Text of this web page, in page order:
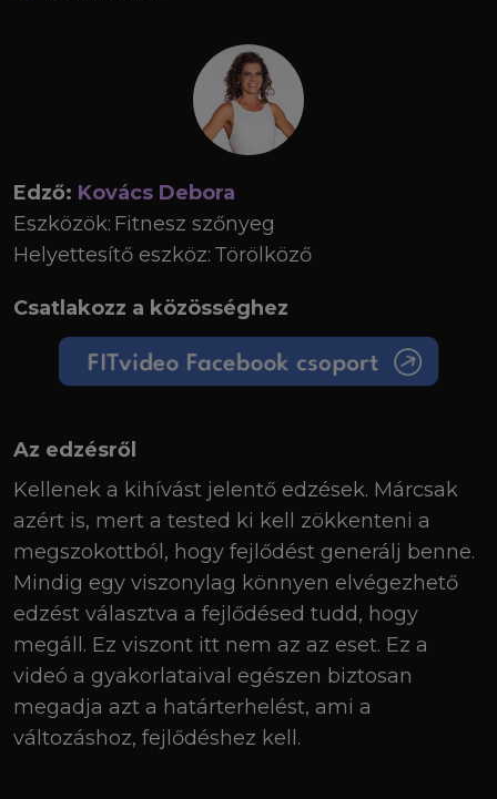
Edző: Kovács Debora
Eszközök: Fitnesz szőnyeg
Helyettesítő eszköz: Törölköző
Csatlakozz a közösséghez
Az edzésről
Kellenek a kihívást jelentő edzések. Márcsak
azért is, mert a tested ki kell zökkenteni a
megszokottból, hogy fejlődést generálj benne.
Mindig egy viszonylag könnyen elvégezhető
edzést választva a fejlődésed tudd, hogy
megáll. Ez viszont itt nem az az eset. Ez a
videó a gyakorlataival egészen biztosan
megadja azt a határterhelést, ami a
változáshoz, fejlődéshez kell.